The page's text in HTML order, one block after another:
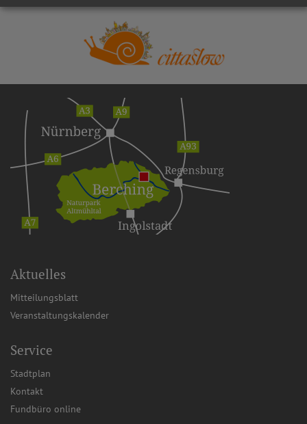
Aktuelles
Mitteilungsblatt
Veranstaltungskalender
Service
Stadtplan
Kontakt
Fundbüro online